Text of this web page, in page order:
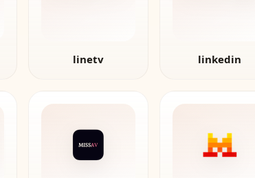
linetv linkedin